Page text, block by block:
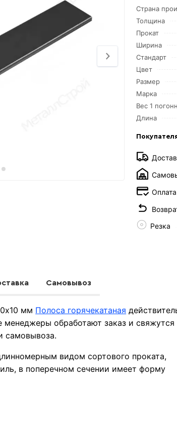
Страна
Толщина
Прокат
Ширина
Стандарт
Цвет
Размер
Марка
Вес 1
Длина
Оплата
Резка
Самовывоз
мм Полоса горячекатаная
обработают заказ и свяжутся
самовывоза.
видом сортового проката,
в поперечном сечении имеет форму